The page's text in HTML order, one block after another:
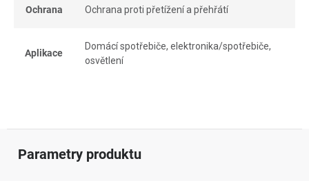
Ochrana Ochrana proti přetížení a přehřátí
Aplikace
Domácí spotřebiče, elektronika/spotřebiče,
osvětlení
Parametry produktu